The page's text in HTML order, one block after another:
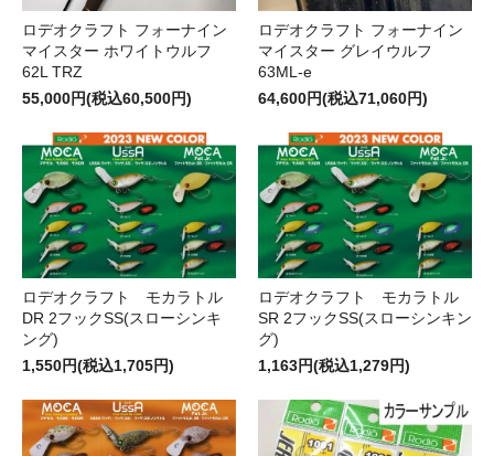
ロデオクラフト フォーナイン
マイスター ホワイトウルフ
62L TRZ
55,000円(税込60,500円)
ロデオクラフト フォーナイン
マイスター グレイウルフ
63ML-e
64,600円(税込71,060円)
ロデオクラフト モカラトル
DR 2フックSS(スローシンキ
ング)
1,550円(税込1,705円)
ロデオクラフト モカラトル
SR 2フックSS(スローシンキン
グ)
1,163円(税込1,279円)